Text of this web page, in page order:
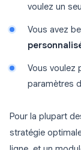
voulez un
Vous avez
Vous voulez
paramètres
Pour la plupart
stratégie